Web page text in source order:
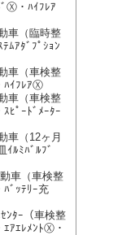
・ﾊｲﾌﾚｱ
車（臨時整
ﾑｱﾀﾞﾌﾟｼｮﾝ
車（車検整
ﾊｲﾌﾚｱⓍ
車（車検整
ﾋﾟｰﾄﾞﾒｰﾀｰ
車（12ヶ月
ｲﾙﾐﾊﾞﾙﾌﾞ
車（車検整
ﾞｯﾃﾘｰ充
ﾝﾀｰ（車検整
ｱｴﾚﾒﾝﾄⓍ・